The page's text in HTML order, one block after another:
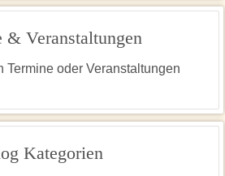
& Veranstaltungen
Termine oder Veranstaltungen
Kategorien